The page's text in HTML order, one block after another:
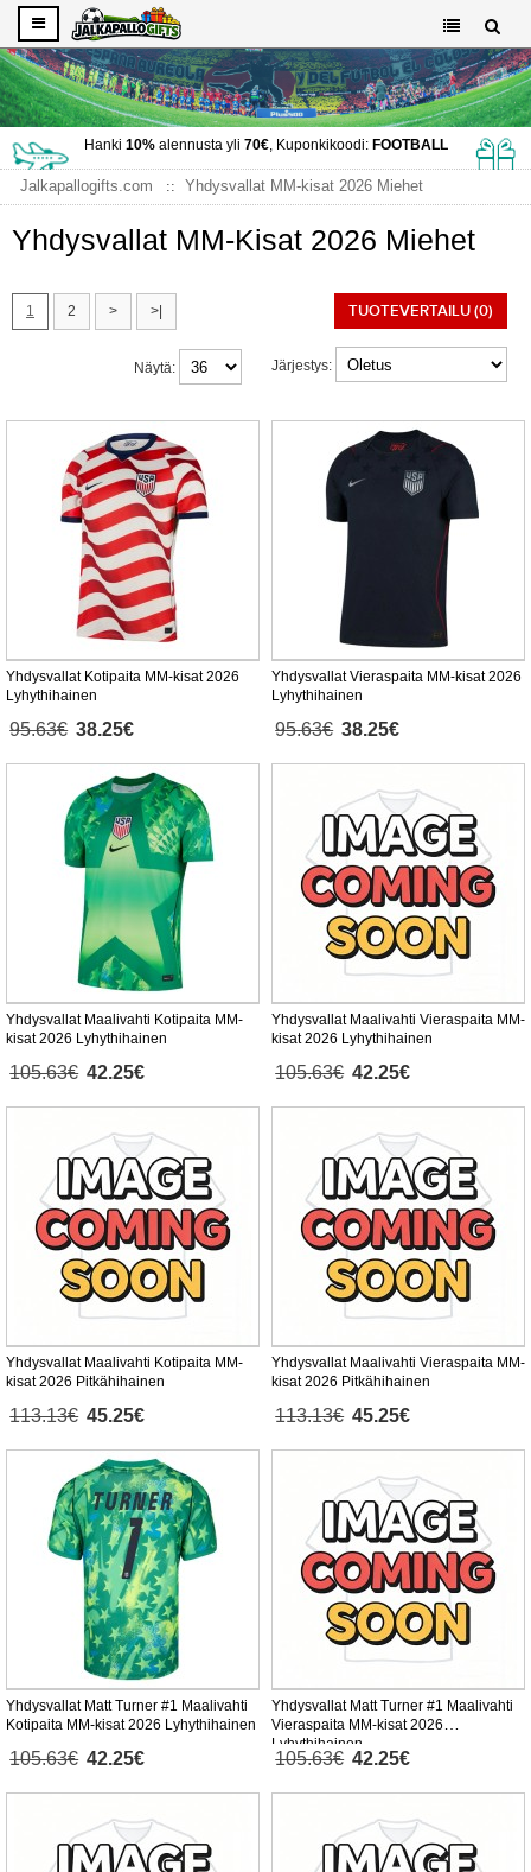
Hanki 10%alennusta yli 70€, Kuponkikoodi: FOOTBALL
Jalkapallogifts.com Yhdysvallat MM-kisat 2026 Miehet
Yhdysvallat MM-Kisat 2026 Miehet
1 2 > >| TUOTEVERTAILU (0)
Järjestys:
Näytä:
Yhdysvallat Kotipaita MM-kisat 2026
Lyhythihainen
95.63€ 38.25€
Yhdysvallat Vieraspaita MM-kisat 2026
Lyhythihainen
95.63€ 38.25€
Yhdysvallat Maalivahti Kotipaita MM-
kisat 2026 Lyhythihainen
105.63€ 42.25€
Yhdysvallat Maalivahti Vieraspaita MM-
kisat 2026 Lyhythihainen
105.63€ 42.25€
Yhdysvallat Maalivahti Kotipaita MM-
kisat 2026 Pitkähihainen
113.13€ 45.25€
Yhdysvallat Maalivahti Vieraspaita MM-
kisat 2026 Pitkähihainen
113.13€ 45.25€
Yhdysvallat Matt Turner #1 Maalivahti
Kotipaita MM-kisat 2026 Lyhythihainen
105.63€ 42.25€
Yhdysvallat Matt Turner #1 Maalivahti
Vieraspaita MM-kisat 2026
Lyhythihainen
105.63€ 42.25€